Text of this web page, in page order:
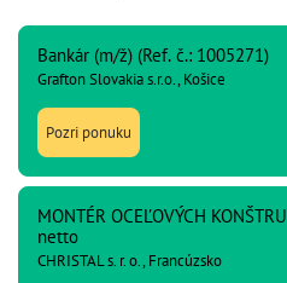
Bankár (m/ž) (Ref. č.: 1005271)
Grafton Slovakia s.r.o., Košice
Pozri ponuku
MONTÉR OCEĽOVÝCH
netto
CHRISTAL s. r. o., Francúzsko